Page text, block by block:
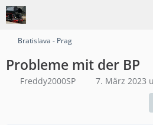
Bratislava - Prag
Probleme mit der BP
Freddy2000SP 7. März 2023